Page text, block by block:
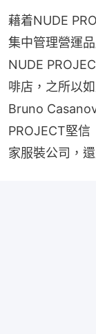
藉着NUDE
集中管理營運
NUDE
啡店，之所以
Bruno
PROJECT堅信
家服裝公司，